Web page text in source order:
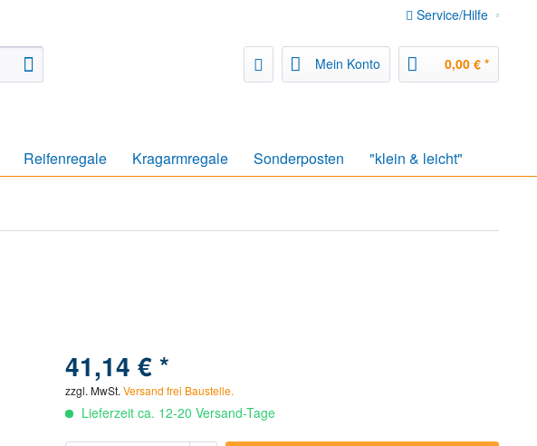
Service/Hilfe
Mein Konto 0,00 € *
Reifenregale Kragarmregale Sonderposten "klein & leicht"
41,14 € *
zzgl. MwSt.Versand frei Baustelle.
Lieferzeit ca. 12-20 Versand-Tage